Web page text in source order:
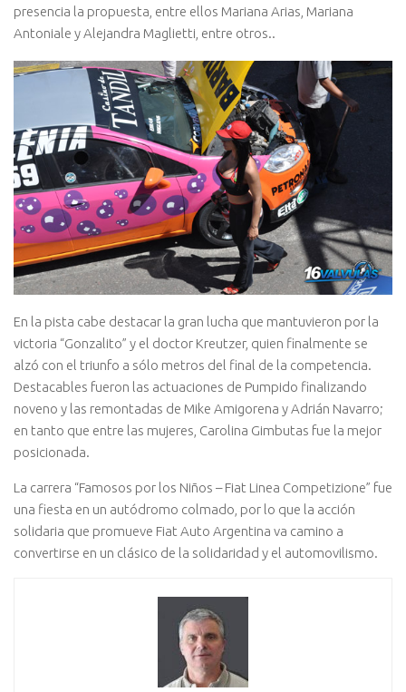
presencia la propuesta, entre ellos Mariana Arias, Mariana
Antoniale y Alejandra Maglietti, entre otros..
En la pista cabe destacar la gran lucha que mantuvieron por la
victoria “Gonzalito” y el doctor Kreutzer, quien finalmente se
alzó con el triunfo a sólo metros del final de la competencia.
Destacables fueron las actuaciones de Pumpido finalizando
noveno y las remontadas de Mike Amigorena y Adrián Navarro;
en tanto que entre las mujeres, Carolina Gimbutas fue la mejor
posicionada.
La carrera “Famosos por los Niños – Fiat Linea Competizione” fue
una fiesta en un autódromo colmado, por lo que la acción
solidaria que promueve Fiat Auto Argentina va camino a
convertirse en un clásico de la solidaridad y el automovilismo.